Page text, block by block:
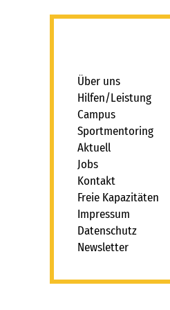
Über uns
Hilfen/Leistung
Campus
Sportmentoring
Aktuell
Jobs
Kontakt
Freie Kapazitäten
Impressum
Datenschutz
Newsletter